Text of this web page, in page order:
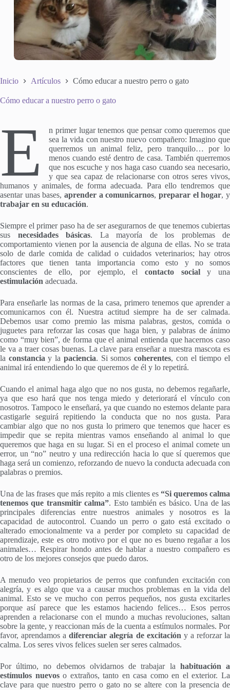
Inicio Artículos Cómo educar a nuestro perro o gato
Cómo educar a nuestro perro o gato
E
n primer lugar tenemos que pensar como queremos que
sea la vida con nuestro nuevo compañero: Imagino que
querremos un animal feliz, pero tranquilo… por lo
menos cuando esté dentro de casa. También querremos
que nos escuche y nos haga caso cuando sea necesario,
y que sea capaz de relacionarse con otros seres vivos,
humanos y animales, de forma adecuada. Para ello tendremos que
asentar unas bases, aprender a comunicarnos,preparar el hogar, y
trabajar en su educación.
Siempre el primer paso ha de ser asegurarnos de que tenemos cubiertas
sus necesidades básicas. La mayoría de los problemas de
comportamiento vienen por la ausencia de alguna de ellas. No se trata
solo de darle comida de calidad o cuidados veterinarios; hay otros
factores que tienen tanta importancia como esto y no somos
conscientes de ello, por ejemplo, el contacto socialy una
estimulación adecuada.
Para enseñarle las normas de la casa, primero tenemos que aprender a
comunicarnos con él. Nuestra actitud siempre ha de ser calmada.
Debemos usar como premio las misma palabras, gestos, comida o
juguetes para reforzar las cosas que haga bien, y palabras de ánimo
como “muy bien”, de forma que el animal entienda que hacernos caso
le va a traer cosas buenas. La clave para enseñar a nuestra mascota es
la constancia y la paciencia. Si somoscoherentes, con el tiempo el
animal irá entendiendo lo que queremos de él y lo repetirá.
Cuando el animal haga algo que no nos gusta, no debemos regañarle,
ya que eso hará que nos tenga miedo y deteriorará el vínculo con
nosotros. Tampoco le enseñará, ya que cuando no estemos delante para
castigarle seguirá repitiendo la conducta que no nos gusta. Para
cambiar algo que no nos gusta lo primero que tenemos que hacer es
impedir que se repita mientras vamos enseñando al animal lo que
queremos que haga en su lugar. Si en el proceso el animal comete un
error, un “no” neutro y una redirección hacia lo que sí queremos que
haga será un comienzo, reforzando de nuevo la conducta adecuada con
palabras o premios.
Una de las frases que más repito a mis clientes es “Si queremos calma
tenemos que transmitir calma”. Esto también es básico. Una de las
principales diferencias entre nuestros animales y nosotros es la
capacidad de autocontrol. Cuando un perro o gato está excitado o
alterado emocionalmente va a perder por completo su capacidad de
aprendizaje, este es otro motivo por el que no es bueno regañar a los
animales… Respirar hondo antes de hablar a nuestro compañero es
otro de los mejores consejos que puedo daros.
A menudo veo propietarios de perros que confunden excitación con
alegría, y es algo que va a causar muchos problemas en la vida del
animal. Esto se ve mucho con perros pequeños, nos gusta excitarles
porque así parece que les estamos haciendo felices… Esos perros
aprenden a relacionarse con el mundo a muchas revoluciones, saltan
sobre la gente, y reaccionan más de la cuenta a estímulos normales. Por
favor, aprendamos adiferenciar alegría de excitación y a reforzar la
calma. Los seres vivos felices suelen ser seres calmados.
Por último, no debemos olvidarnos de trabajar la habituación a
estímulos nuevoso extraños, tanto en casa como en el exterior. La
clave para que nuestro perro o gato no se altere con la presencia de